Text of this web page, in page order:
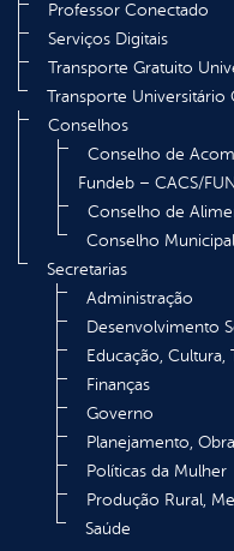
Professor Conectado
Serviços Digitais
Transporte Gratuito
Transporte Universitário
Conselhos
Conselho de
Fundeb – CACS/
Conselho de
Conselho
Secretarias
Administração
Desenvolvimento
Educação,
Finanças
Governo
Planejamento,
Políticas da Mulher
Produção Rural,
Saúde